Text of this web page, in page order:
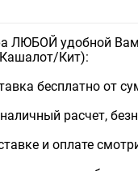
ЛЮБОЙ удобной
Кит):
бесплатно от
расчет,
и оплате